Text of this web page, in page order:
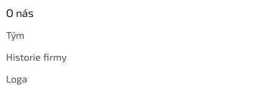
O nás
Tým
Historie firmy
Loga